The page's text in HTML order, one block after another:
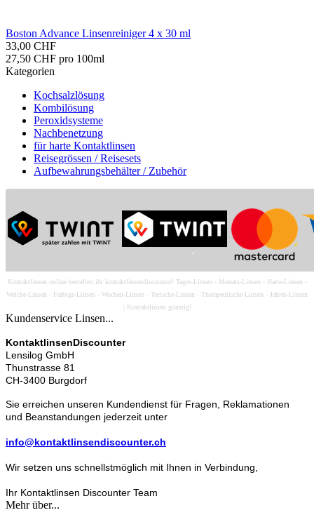
Bos­ton Ad­van­ce Lin­sen­rei­ni­ger 4 x 30 ml
33,00 CHF
27,50 CHF pro 100ml
Kategorien
Kochsalzlösung
Kombilösung
Peroxidsysteme
Nachbenetzung
für harte Kontaktlinsen
Reisegrössen / Reisesets
Aufbewahrungsbehälter / Zubehör
Kontaktlinsen online bestellen ihr kontaktlinsendiscounter! Tages-Linsen - Monats-Linsen - Harte-Linsen -
Weiche-Linsen - Farbige-Linsen - Wochen-Linsen - Torische-Linsen - Therapeutische-Linsen - Jahres-Linsen
| Kontaktlinsen günstig!
Kundenservice Linsen...
KontaktlinsenDiscounter
Lensilog GmbH
Thunstrasse 81
CH-3400 Burgdorf
Sie erreichen unseren Kundendienst für Fragen, Reklamationen
und Beanstandungen jederzeit unter
info@kontaktlinsendiscounter.ch
Wir setzen uns schnellstmöglich mit Ihnen in Verbindung,
Ihr Kontaktlinsen Discounter Team
Mehr über...